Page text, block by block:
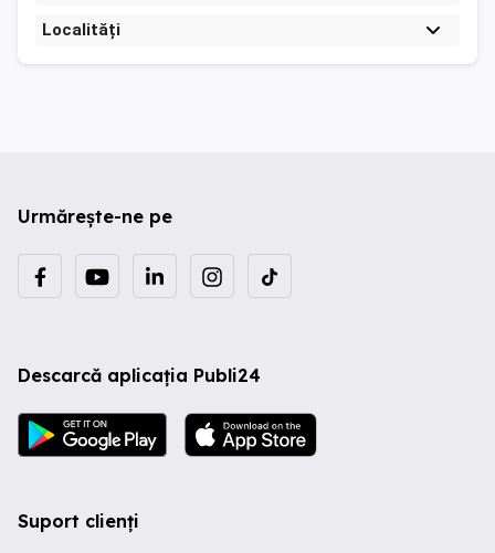
Localități
Urmărește-ne pe
Descarcă aplicația Publi24
Suport clienți